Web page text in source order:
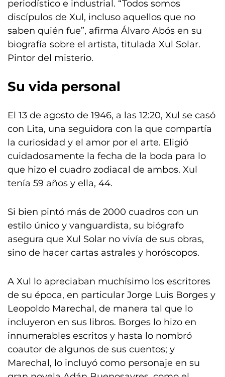
periodístico e industrial. “Todos somos
discípulos de Xul, incluso aquellos que no
saben quién fue”, afirma Álvaro Abós en su
biografía sobre el artista, titulada Xul Solar.
Pintor del misterio.
Su vida personal
El 13 de agosto de 1946, a las 12:20, Xul se casó
con Lita, una seguidora con la que compartía
la curiosidad y el amor por el arte. Eligió
cuidadosamente la fecha de la boda para lo
que hizo el cuadro zodiacal de ambos. Xul
tenía 59 años y ella, 44.
Si bien pintó más de 2000 cuadros con un
estilo único y vanguardista, su biógrafo
asegura que Xul Solar no vivía de sus obras,
sino de hacer cartas astrales y horóscopos.
A Xul lo apreciaban muchísimo los escritores
de su época, en particular Jorge Luis Borges y
Leopoldo Marechal, de manera tal que lo
incluyeron en sus libros. Borges lo hizo en
innumerables escritos y hasta lo nombró
coautor de algunos de sus cuentos; y
Marechal, lo incluyó como personaje en su